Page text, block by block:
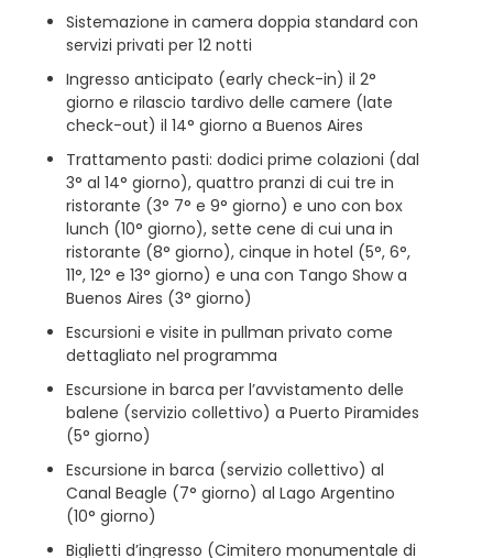
Sistemazione in camera doppia standard con
servizi privati per 12 notti
Ingresso anticipato (early check-in) il 2°
giorno e rilascio tardivo delle camere (late
check-out) il 14° giorno a Buenos Aires
Trattamento pasti: dodici prime colazioni (dal
3° al 14° giorno), quattro pranzi di cui tre in
ristorante (3° 7° e 9° giorno) e uno con box
lunch (10° giorno), sette cene di cui una in
ristorante (8° giorno), cinque in hotel (5°, 6°,
11°, 12° e 13° giorno) e una con Tango Show a
Buenos Aires (3° giorno)
Escursioni e visite in pullman privato come
dettagliato nel programma
Escursione in barca per l’avvistamento delle
balene (servizio collettivo) a Puerto Piramides
(5° giorno)
Escursione in barca (servizio collettivo) al
Canal Beagle (7° giorno) al Lago Argentino
(10° giorno)
Biglietti d’ingresso (Cimitero monumentale di